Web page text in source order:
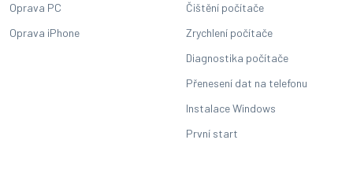
Oprava PC
Oprava iPhone
Čištění počítače
Zrychlení počítače
Diagnostika počítače
Přenesení dat na telefonu
Instalace Windows
První start